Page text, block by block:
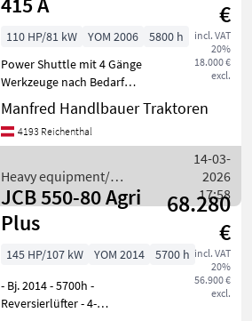
€
incl. VAT
20%
18.000 €
excl.
110 HP/81 kW YOM 2006
5800 h
Power Shuttle mit 4 Gänge
Werkzeuge nach Bedarf
lagernd Steering-type: 4-
wheel drive, Fuel: Diesel,
Hydraulic tool locking,
action, Additional we
Manfred Handlbauer Traktoren
4193 Reichenthal
Heavy equipment/
construction machines /
New Holland
14-03-
2026
17:58
JCB 550-80 Agri
Plus
68.280
€
incl. VAT
20%
56.900 €
excl.
145 HP/107 kW YOM 2014
5700 h
- Bj. 2014 - 5700h -
Reversierlüfter - 4-